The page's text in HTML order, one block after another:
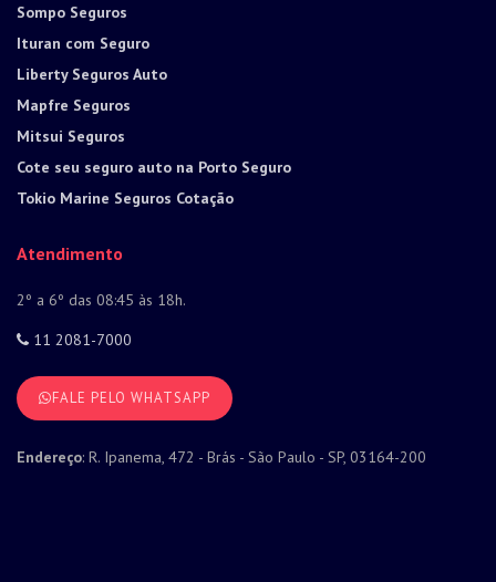
Sompo Seguros
Ituran com Seguro
Liberty Seguros Auto
Mapfre Seguros
Mitsui Seguros
Cote seu seguro auto na Porto Seguro
Tokio Marine Seguros Cotação
Atendimento
2º a 6º das 08:45 às 18h.
11 2081-7000
FALE PELO WHATSAPP
Endereço: R. Ipanema, 472 - Brás - São Paulo - SP, 03164-200